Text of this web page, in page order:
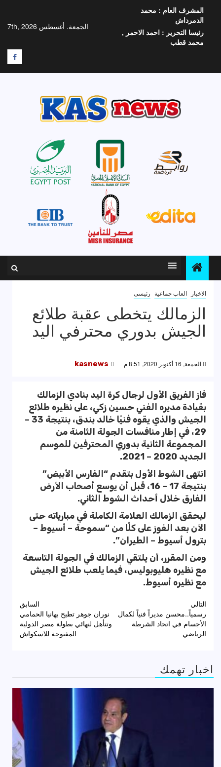
المحتوى
الجمعة. أغسطس 7th, 2026
المشرف العام : محمد
الدمرداش
رئيسا التحرير : احمد الاحمر ,
محمد قطب
F
الاخبار العاب جماعية رئيسى
الزمالك يتخطى عقبة طلائع
الجيش بدوري محترفي اليد
الجمعة, 16 أكتوبر 2020, 8:51 م kasnews
فاز الفريق الأول لرجال كرة اليد بنادي الزمالك
بقيادة مديره الفني حسين زكي، على نظيره طلائع
الجيش والذي يقوه فنيًا خالد بندق، بنتيجة 33 –
29، في إطار منافسات الجولة الثامنة من
المجموعة الثانية بدوري المحترفين للموسم
الجديد 2020 – 2021.
انتهى الشوط الأول بتقدم “الفارس الأبيض”
بنتيجة 17 – 16، قبل أن يوسع أصحاب الأرض
الفارق خلال أحداث الشوط الثاني.
ليحقق الزمالك العلامة الكاملة في مبارياته حتى
الآن بعد الفوز على كلًا من “سموحة – أسيوط –
بترول أسيوط – الطيران”.
ومن المقرر، أن يلتقي الزمالك في الجولة التاسعة
مع نظيره هليوبوليس، فيما يلعب طلائع الجيش
مع نظيره أسيوط.
تصفّح
المقالات
السابق
نوران جوهر تطيح بهانيا الحمامي
وتتأهل لنهائي بطولة مصر الدولية
المفتوحة للاسكواش
التالي
رسمياً..محسن مديراً فنياً لكمال
الأجسام في اتحاد الشرطة
الرياضي
اخبار تهمك